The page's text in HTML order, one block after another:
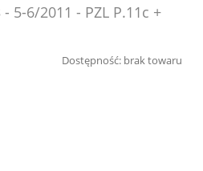
5-6/2011 - PZL P.11c +
Dostępność: brak towaru